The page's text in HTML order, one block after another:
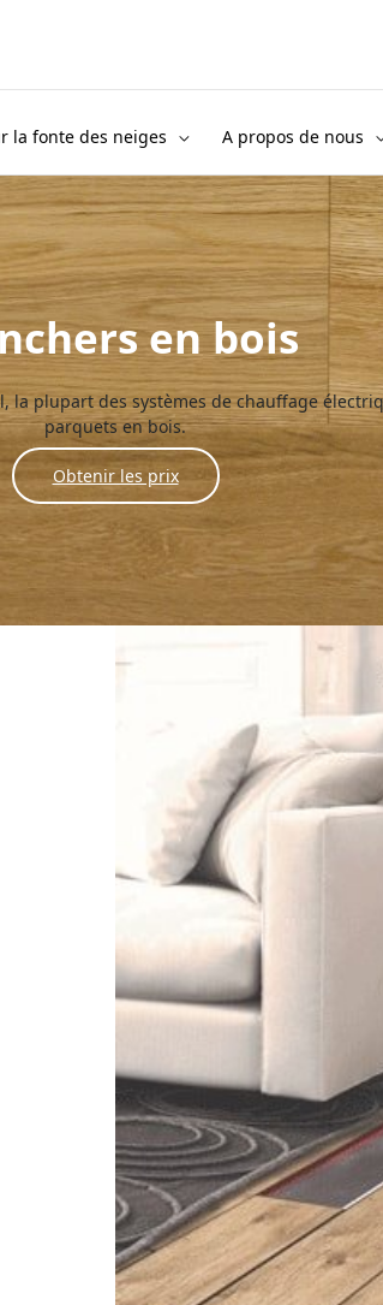
la fonte des neiges A propos de nous
en bois
plupart des systèmes de chauffage
parquets en bois.
Obtenir les prix